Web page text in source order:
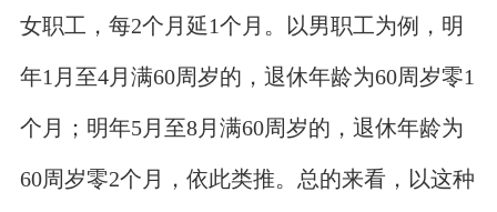
女职工，每2个月延1个月。以男职工为例，明
年1月至4月满60周岁的，退休年龄为60周岁零1
个月；明年5月至8月满60周岁的，退休年龄为
60周岁零2个月，依此类推。总的来看，以这种